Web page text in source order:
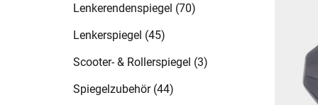
Lenkerendenspiegel (70)
Lenkerspiegel (45)
Scooter- & Rollerspiegel (3)
Spiegelzubehör (44)